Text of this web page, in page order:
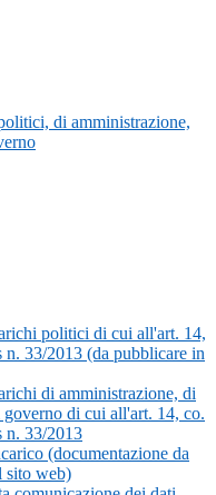
di amministrazione,
politici di cui all'art. 14,
n. 33/2013 (da pubblicare in
di amministrazione, di
di cui all'art. 14, co.
n. 33/2013
(documentazione da
sito web)